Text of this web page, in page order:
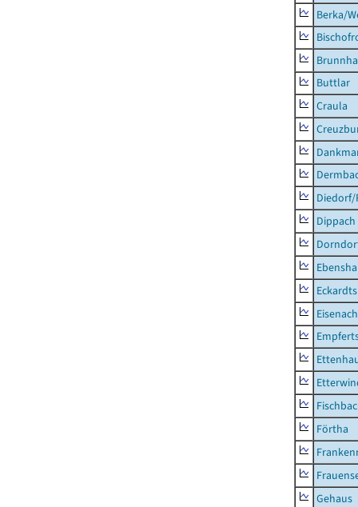
Berka/
Buttlar
Craula
Dippach
Förtha
Gehaus